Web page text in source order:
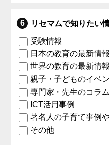
リセマムで知りたい
受験情報
日本の教育の最新情報
世界の教育の最新情報
親子・子どものイベ
専門家・先生のコラム
ICT活用事例
著名人の子育て事例
その他